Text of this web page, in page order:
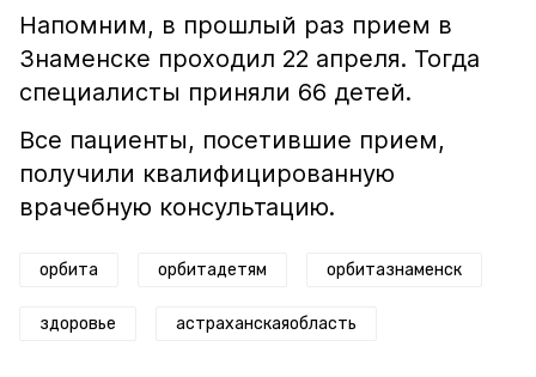
Напомним, в прошлый раз прием в
Знаменске проходил 22 апреля. Тогда
специалисты приняли 66 детей.
Все пациенты, посетившие прием,
получили квалифицированную
врачебную консультацию.
орбита орбитадетям орбитазнаменск
здоровье астраханскаяобласть